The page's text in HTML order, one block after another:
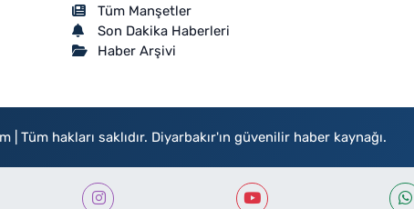
Tüm Manşetler
Son Dakika Haberleri
Haber Arşivi
Tüm hakları saklıdır. Diyarbakır'ın güvenilir haber kaynağı.